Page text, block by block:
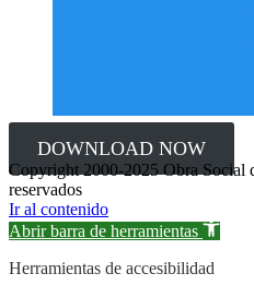
DOWNLOAD NOW
Copyright 2000-2025 Obra Social
reservados
Ir al contenido
Abrir barra de herramientas
Herramientas de accesibilidad